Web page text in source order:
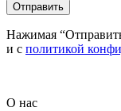
Отправить
Нажимая
и с политикой
О нас